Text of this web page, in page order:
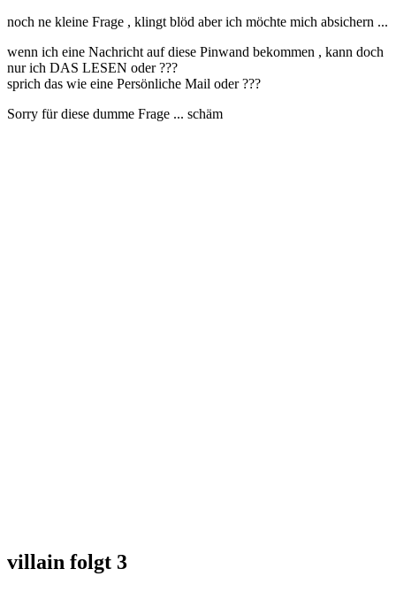
noch ne kleine Frage , klingt blöd aber ich möchte mich absichern ...
wenn ich eine Nachricht auf diese Pinwand bekommen , kann doch
nur ich DAS LESEN oder ???
sprich das wie eine Persönliche Mail oder ???
Sorry für diese dumme Frage ... schäm
villain folgt 3